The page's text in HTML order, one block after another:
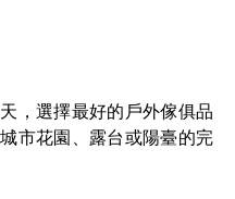
，選擇最好的戶外傢俱品
市花園、露台或陽臺的完